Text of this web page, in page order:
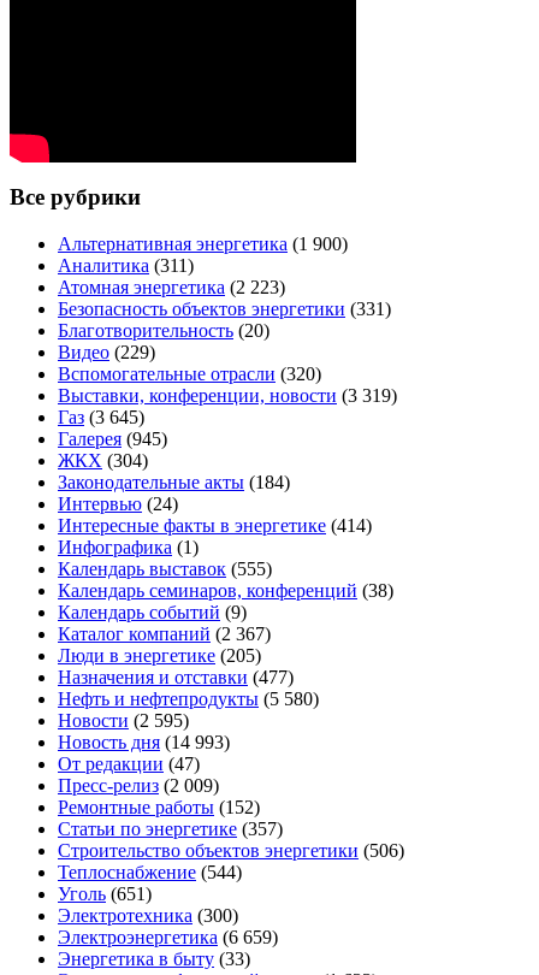
Все рубрики
Альтернативная энергетика (1 900)
Аналитика (311)
Атомная энергетика (2 223)
Безопасность объектов энергетики (331)
Благотворительность (20)
Видео (229)
Вспомогательные отрасли (320)
Выставки, конференции, новости (3 319)
Газ (3 645)
Галерея (945)
ЖКХ (304)
Законодательные акты (184)
Интервью (24)
Интересные факты в энергетике (414)
Инфографика (1)
Календарь выставок (555)
Календарь семинаров, конференций (38)
Календарь событий (9)
Каталог компаний (2 367)
Люди в энергетике (205)
Назначения и отставки (477)
Нефть и нефтепродукты (5 580)
Новости (2 595)
Новость дня (14 993)
От редакции (47)
Пресс-релиз (2 009)
Ремонтные работы (152)
Статьи по энергетике (357)
Строительство объектов энергетики (506)
Теплоснабжение (544)
Уголь (651)
Электротехника (300)
Электроэнергетика (6 659)
Энергетика в быту (33)